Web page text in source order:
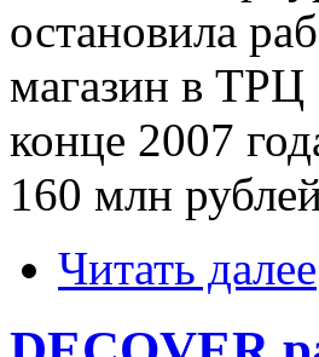
остановила
магазин в ТРЦ
конце 2007
160 млн
Читать далее